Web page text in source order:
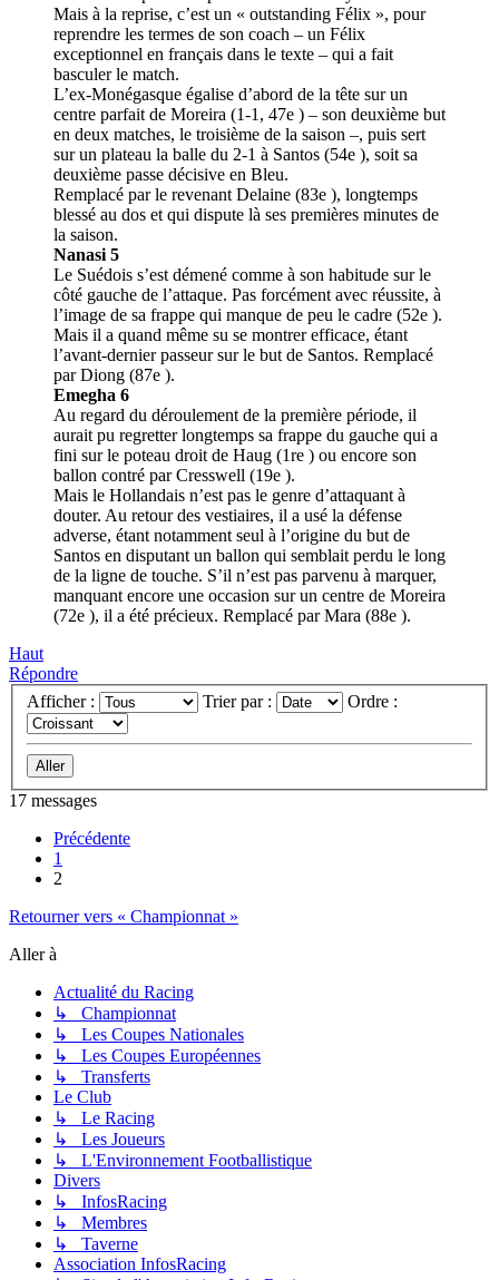
Mais à la reprise, c’est un « outstanding Félix », pour
reprendre les termes de son coach – un Félix
exceptionnel en français dans le texte – qui a fait
basculer le match.
L’ex-Monégasque égalise d’abord de la tête sur un
centre parfait de Moreira (1-1, 47e ) – son deuxième but
en deux matches, le troisième de la saison –, puis sert
sur un plateau la balle du 2-1 à Santos (54e ), soit sa
deuxième passe décisive en Bleu.
Remplacé par le revenant Delaine (83e ), longtemps
blessé au dos et qui dispute là ses premières minutes de
la saison.
Nanasi 5
Le Suédois s’est démené comme à son habitude sur le
côté gauche de l’attaque. Pas forcément avec réussite, à
l’image de sa frappe qui manque de peu le cadre (52e ).
Mais il a quand même su se montrer efficace, étant
l’avant-dernier passeur sur le but de Santos. Remplacé
par Diong (87e ).
Emegha 6
Au regard du déroulement de la première période, il
aurait pu regretter longtemps sa frappe du gauche qui a
fini sur le poteau droit de Haug (1re ) ou encore son
ballon contré par Cresswell (19e ).
Mais le Hollandais n’est pas le genre d’attaquant à
douter. Au retour des vestiaires, il a usé la défense
adverse, étant notamment seul à l’origine du but de
Santos en disputant un ballon qui semblait perdu le long
de la ligne de touche. S’il n’est pas parvenu à marquer,
manquant encore une occasion sur un centre de Moreira
(72e ), il a été précieux. Remplacé par Mara (88e ).
Haut
Répondre
Afficher :
Trier par : Ordre :
17 messages
Précédente
1
2
Retourner vers « Championnat »
Aller à
Actualité du Racing
↳ Championnat
↳ Les Coupes Nationales
↳ Les Coupes Européennes
↳ Transferts
Le Club
↳ Le Racing
↳ Les Joueurs
↳ L'Environnement Footballistique
Divers
↳ InfosRacing
↳ Membres
↳ Taverne
Association InfosRacing